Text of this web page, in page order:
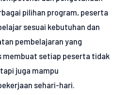
pilihan program, peserta
sesuai kebutuhan dan
pembelajaran yang
setiap peserta tidak
juga mampu
sehari-hari.